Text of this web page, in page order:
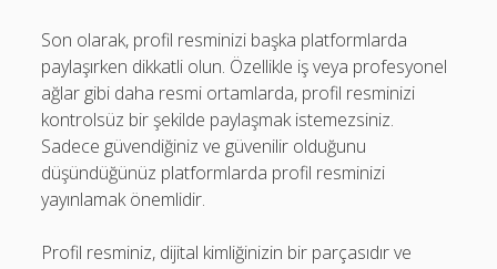
Son olarak, profil resminizi başka platformlarda
paylaşırken dikkatli olun. Özellikle iş veya profesyonel
ağlar gibi daha resmi ortamlarda, profil resminizi
kontrolsüz bir şekilde paylaşmak istemezsiniz.
Sadece güvendiğiniz ve güvenilir olduğunu
düşündüğünüz platformlarda profil resminizi
yayınlamak önemlidir.
Profil resminiz, dijital kimliğinizin bir parçasıdır ve